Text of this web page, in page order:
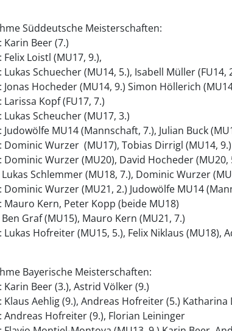
Süddeutsche Meisterschaften:
Karin Beer (7.)
Felix Loistl (MU17, 9.),
Lukas Schuecher (MU14, 5.), Isabell Müller (FU14,
Jonas Hocheder (MU14, 9.) Simon Höllerich
Larissa Kopf (FU17, 7.)
Lukas Scheucher (MU17, 3.)
Judowölfe MU14 (Mannschaft, 7.), Julian Buck
Dominic Wurzer (MU17), Tobias Dirrigl (MU14, 9.)
Dominic Wurzer (MU20), David Hocheder (MU20,
Lukas Schlemmer (MU18, 7.), Dominic Wurzer
Dominic Wurzer (MU21, 2.) Judowölfe MU14
Mauro Kern, Peter Kopp (beide MU18)
Graf (MU15), Mauro Kern (MU21, 7.)
Lukas Hofreiter (MU15, 5.), Felix Niklaus (MU18),
Bayerische Meisterschaften:
Karin Beer (3.), Astrid Völker (9.)
Klaus Aehlig (9.), Andreas Hofreiter (5.)
Andreas Hofreiter (9.), Florian Leininger